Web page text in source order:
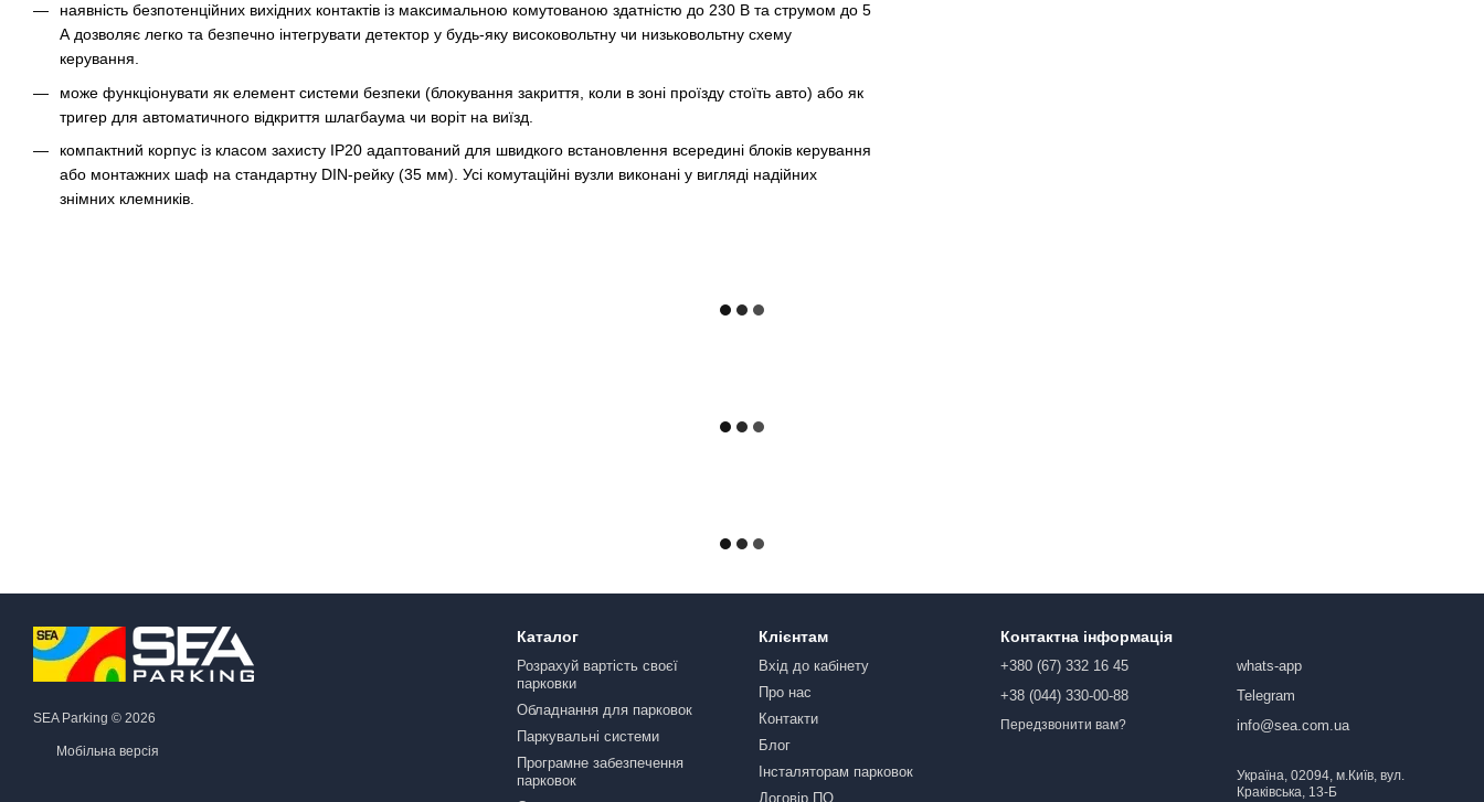
наявність безпотенційних вихідних контактів із максимальною комутованою здатністю до 230 В та струмом до 5
А дозволяє легко та безпечно інтегрувати детектор у будь-яку високовольтну чи низьковольтну схему
керування.
може функціонувати як елемент системи безпеки (блокування закриття, коли в зоні проїзду стоїть авто) або як
тригер для автоматичного відкриття шлагбаума чи воріт на виїзд.
компактний корпус із класом захисту IP20 адаптований для швидкого встановлення всередині блоків керування
або монтажних шаф на стандартну DIN-рейку (35 мм). Усі комутаційні вузли виконані у вигляді надійних
знімних клемників.
SEA Parking © 2026
Мобільна версія
Каталог
Розрахуй вартість своєї
парковки
Обладнання для парковок
Паркувальні системи
Програмне забезпечення
парковок
Клієнтам
Вхід до кабінету
Про нас
Контакти
Блог
Інсталяторам парковок
Договір ПО
Контактна інформація
+380 (67) 332 16 45
+38 (044) 330-00-88
Передзвонити вам?
whats-app
Telegram
info@sea.com.ua
Україна, 02094, м.Київ, вул.
Краківська, 13-Б